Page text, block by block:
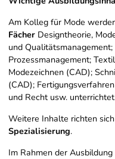
Am Kolleg für Mode
Fächer Designtheorie,
und
Prozessmanagement;
Modezeichnen (CAD);
(CAD);
und Recht usw.
Weitere Inhalte richten
Spezialisierung.
Im Rahmen der